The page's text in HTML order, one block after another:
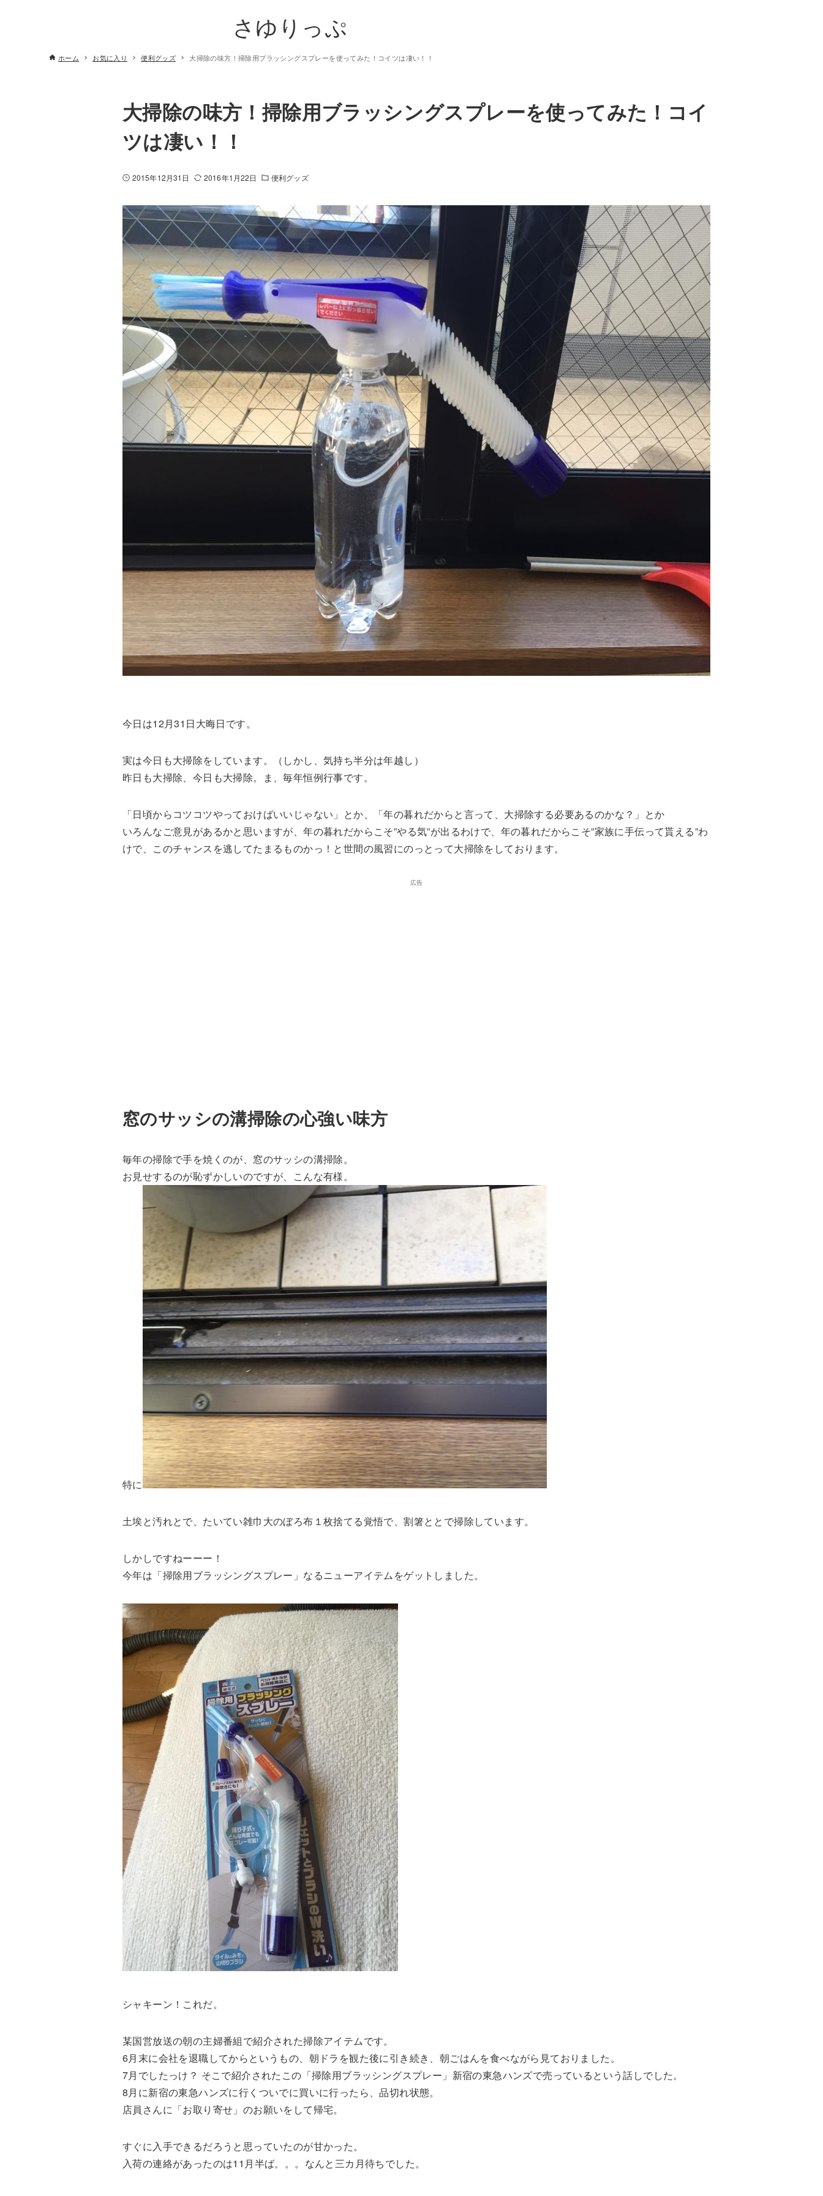
さゆりっぷ
ホーム お気に入り 便利グッズ 大掃除の味方！掃除用ブラッシングスプレーを使ってみた！コイツは凄い！！
大掃除の味方！掃除用ブラッシングスプレーを使ってみた！コイ
ツは凄い！！
2015年12月31日 2016年1月22日 便利グッズ
今日は12月31日大晦日です。
実は今日も大掃除をしています。（しかし、気持ち半分は年越し）
昨日も大掃除、今日も大掃除。ま、毎年恒例行事です。
「日頃からコツコツやっておけばいいじゃない」とか、「年の暮れだからと言って、大掃除する必要あるのかな？」とか
いろんなご意見があるかと思いますが、年の暮れだからこそ”やる気”が出るわけで、年の暮れだからこそ”家族に手伝って貰える”わ
けで、このチャンスを逃してたまるものかっ！と世間の風習にのっとって大掃除をしております。
広告
窓のサッシの溝掃除の心強い味方
毎年の掃除で手を焼くのが、窓のサッシの溝掃除。
お見せするのが恥ずかしいのですが、こんな有様。
特に
土埃と汚れとで、たいてい雑巾大のぼろ布１枚捨てる覚悟で、割箸ととで掃除しています。
しかしですねーーー！
今年は「掃除用ブラッシングスプレー」なるニューアイテムをゲットしました。
シャキーン！これだ。
某国営放送の朝の主婦番組で紹介された掃除アイテムです。
6月末に会社を退職してからというもの、朝ドラを観た後に引き続き、朝ごはんを食べながら見ておりました。
7月でしたっけ？ そこで紹介されたこの「掃除用ブラッシングスプレー」新宿の東急ハンズで売っているという話しでした。
8月に新宿の東急ハンズに行くついでに買いに行ったら、品切れ状態。
店員さんに「お取り寄せ」のお願いをして帰宅。
すぐに入手できるだろうと思っていたのが甘かった。
入荷の連絡があったのは11月半ば。。。なんと三カ月待ちでした。